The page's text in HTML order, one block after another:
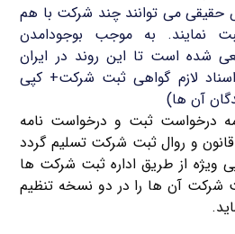
می توانند چند شرکت با هم
نمایند. به موجب بوجودامدن
شده است تا این روند در ایران
لازم گواهی ثبت شرکت+ کپی
آن ها)
درخواست ثبت و درخواست نامه
و روال ثبت شرکت تسلیم گردد
ویژه از طریق اداره ثبت شرکت ها
شرکت آن ها را در دو نسخه تنظیم